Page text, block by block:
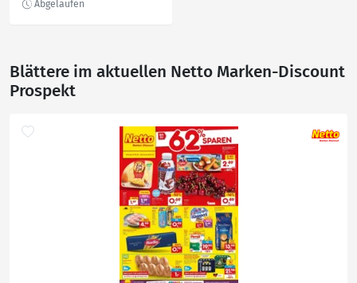
Blättere im aktuellen Netto Marken-Discount
Prospekt